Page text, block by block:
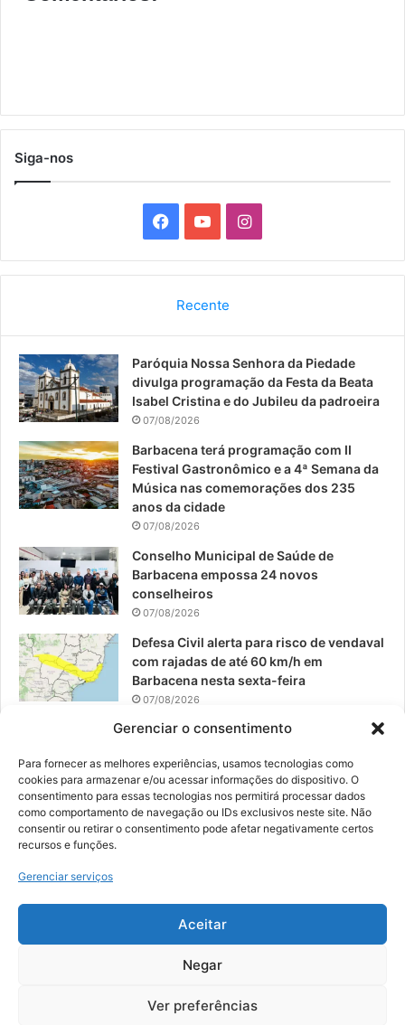
Gerenciar o consentimento
Para fornecer as melhores experiências, usamos tecnologias como
cookies para armazenar e/ou acessar informações do dispositivo. O
consentimento para essas tecnologias nos permitirá processar dados
como comportamento de navegação ou IDs exclusivos neste site. Não
consentir ou retirar o consentimento pode afetar negativamente certos
recursos e funções.
Gerenciar serviços
Aceitar
Negar
Ver preferências
Siga-nos
a
b
o
k
o
u
b
I
n
a
g
a
Recente
Paróquia Nossa Senhora da Piedade
divulga programação da Festa da Beata
Isabel Cristina e do Jubileu da padroeira
07/08/2026
Barbacena terá programação com II
Festival Gastronômico e a 4ª Semana da
Música nas comemorações dos 235
anos da cidade
07/08/2026
Conselho Municipal de Saúde de
Barbacena empossa 24 novos
conselheiros
07/08/2026
Defesa Civil alerta para risco de vendaval
com rajadas de até 60 km/h em
Barbacena nesta sexta-feira
07/08/2026
EPCAR tem a melhor nota do IDEB no
06/08/2026
© 2026, Todos os direitos reservados | Desenvolvido por:
Digital Business| Hospedado por:NP Publicidade
Fale Conosco
Sobre Nós
Política de Segurança e Privacidade
Facebook
YouTubeInstagram